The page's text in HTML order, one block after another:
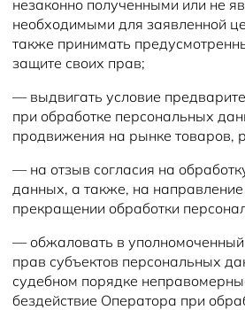
незаконно полученными или не
необходимыми для заявленной
также принимать
защите своих прав;
— выдвигать условие
при обработке персональных
продвижения на рынке товаров,
— на отзыв согласия на
данных, а также, на
прекращении обработки
— обжаловать в
прав субъектов персональных
судебном порядке
бездействие Оператора при